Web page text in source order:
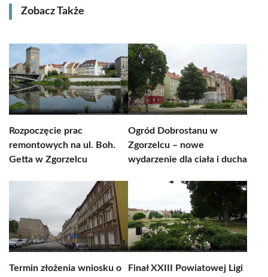
Zobacz Także
Rozpoczęcie prac
remontowych na ul. Boh.
Getta w Zgorzelcu
Ogród Dobrostanu w
Zgorzelcu – nowe
wydarzenie dla ciała i ducha
Termin złożenia wniosku o
Finał XXIII Powiatowej Ligi